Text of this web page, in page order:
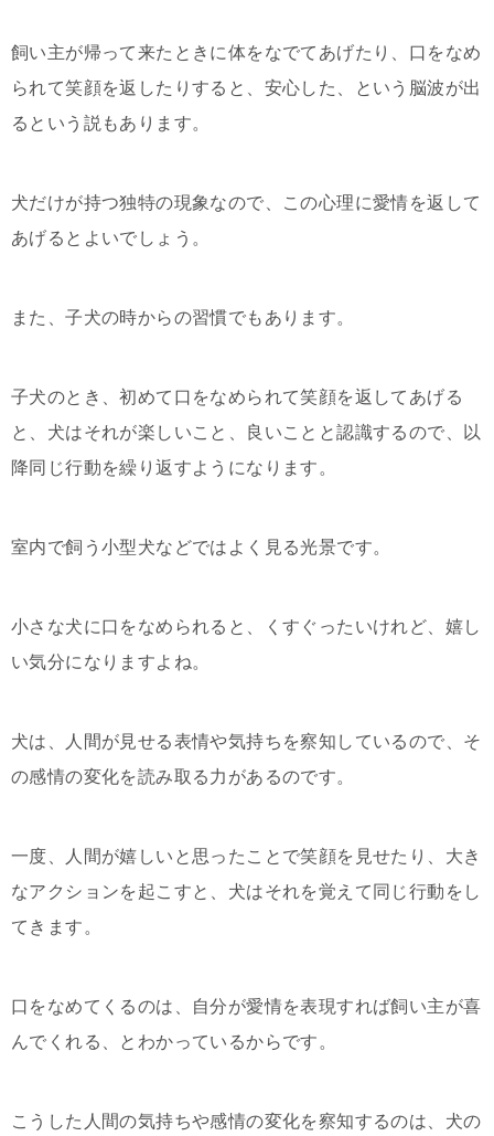
飼い主が帰って来たときに体をなでてあげたり、口をなめ
られて笑顔を返したりすると、安心した、という脳波が出
るという説もあります。
犬だけが持つ独特の現象なので、この心理に愛情を返して
あげるとよいでしょう。
また、子犬の時からの習慣でもあります。
子犬のとき、初めて口をなめられて笑顔を返してあげる
と、犬はそれが楽しいこと、良いことと認識するので、以
降同じ行動を繰り返すようになります。
室内で飼う小型犬などではよく見る光景です。
小さな犬に口をなめられると、くすぐったいけれど、嬉し
い気分になりますよね。
犬は、人間が見せる表情や気持ちを察知しているので、そ
の感情の変化を読み取る力があるのです。
一度、人間が嬉しいと思ったことで笑顔を見せたり、大き
なアクションを起こすと、犬はそれを覚えて同じ行動をし
てきます。
口をなめてくるのは、自分が愛情を表現すれば飼い主が喜
んでくれる、とわかっているからです。
こうした人間の気持ちや感情の変化を察知するのは、犬の